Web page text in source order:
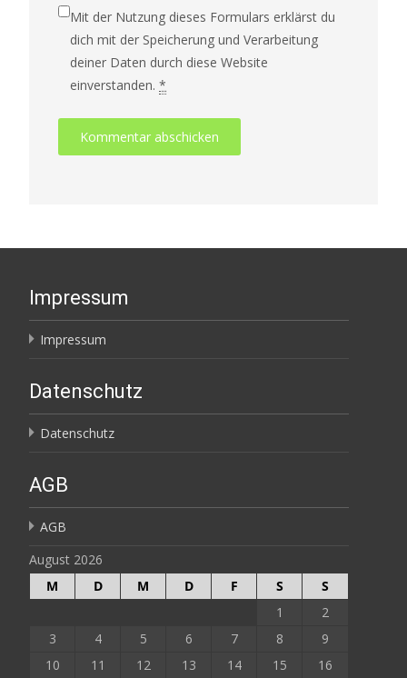
Mit der Nutzung dieses Formulars erklärst du
dich mit der Speicherung und Verarbeitung
deiner Daten durch diese Website
einverstanden. *
Impressum
Impressum
Datenschutz
Datenschutz
AGB
AGB
August 2026
M
D M D F S
S
1
2
3
4 5 6 7 8
9
10
11 12 13 14 15 16